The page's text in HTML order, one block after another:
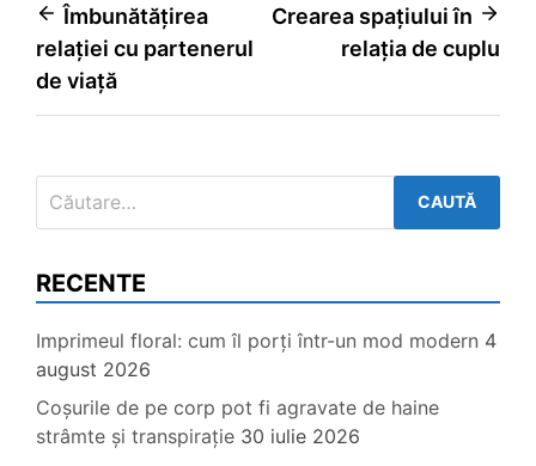
Navigare
în
articole
Îmbunătățirea
relației cu partenerul
de viață
Crearea spațiului în
relația de cuplu
după:
RECENTE
Imprimeul floral: cum îl porți într-un mod modern 4
august 2026
Coșurile de pe corp pot fi agravate de haine
strâmte și transpirație 30 iulie 2026